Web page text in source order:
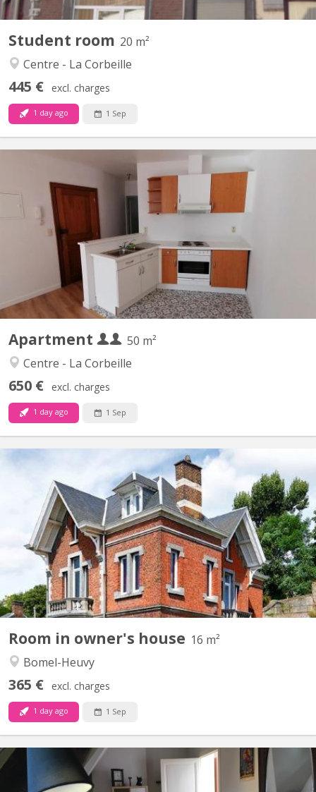
Student room 20 m²
Centre - La Corbeille
445 € excl. charges
1 day ago 1 Sep
Apartment
50 m²
Centre - La Corbeille
650 € excl. charges
1 day ago 1 Sep
IDEAL ETUDIANT(S), NAMUR CENTRE, PROXIMITÉ IMMEDIATE
UNIVERSITÉ, GARE, COMMERCES, AU 1 er ETAGE (SANS
ASCENSEUR), APPARTEMENT (+/-50 m²) 1 CHAMBRE.
COMPOSITION: séjour (+/- 30 m²), cuisine équipée américaine,
salle de bains, une chambre (+/-13m²), salle de douche. LIBRE AU
01/09/2026...
Room in owner's house 16 m²
Bomel-Heuvy
365 € excl. charges
1 day ago 1 Sep
KN 2651
Kot meublé de caractère à louer chez l’habitant, rue Léanne à
Namur, à 5 min de la gare. 1 chambre de ± 16 m² à 445
euros/mois, charges et wifi compris. Cuisine équipée, WC et salle
de bains communs pour 2 koteurs. Jardin accessible. Etudiant non
fumeur, calme, sérieux et ne restant habituellement...
KN 2652